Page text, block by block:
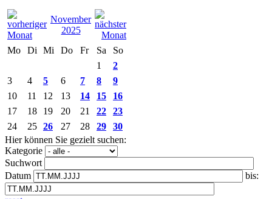
November
2025
Mo
Di Mi Do Fr Sa
So
1
2
3
4 5 6 7 8
9
10
11 12 13 14 15
16
17
18 19 20 21 22
23
24
25 26 27 28 29
30
Hier können Sie gezielt suchen:
Kategorie
Suchwort
Datum
bis: